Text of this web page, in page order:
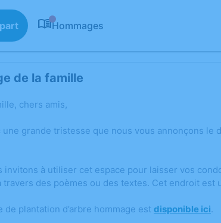
Hommages
de la famille
chers amis,
une grande tristesse que nous vous annonçons
invitons à utiliser cet espace pour laisser vos
travers des poèmes ou des textes. Cet endroit
de plantation d’arbre hommage est disponible ici.